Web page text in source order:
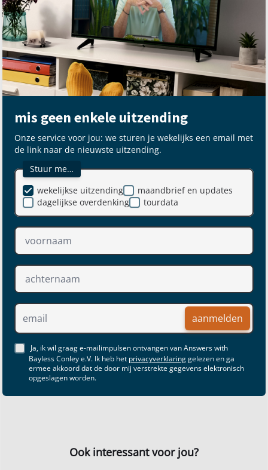
mis geen enkele uitzending
Onze service voor jou: we sturen je wekelijks een email met
de link naar de nieuwste uitzending.
Stuur me…
maandbrief en updates
dagelijkse overdenking
wekelijkse uitzending
tourdata
aanmelden
Ja, ik wil graag e-mailimpulsen ontvangen van Answers with
Bayless Conley e.V. Ik heb het privacyverklaringgelezen en ga
ermee akkoord dat de door mij verstrekte gegevens elektronisch
opgeslagen worden.
Ook interessant voor jou?